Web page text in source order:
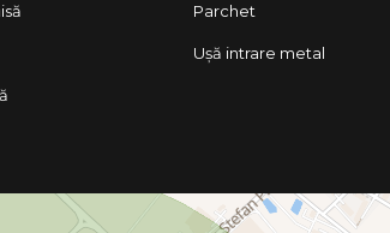
Parchet
Ușă intrare metal